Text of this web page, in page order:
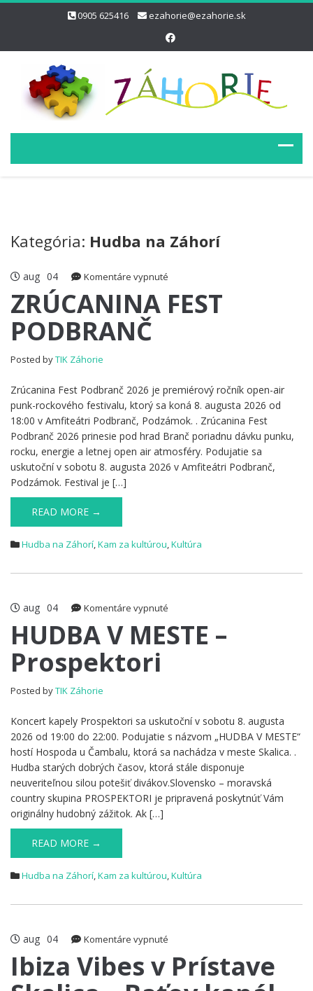
0905 625416 ezahorie@ezahorie.sk
Kategória: Hudba na Záhorí
aug 04 Komentáre vypnuté
FEST
ZRÚCANINA FEST
PODBRANČ
Posted byTIK Záhorie
Zrúcanina Fest Podbranč 2026 je premiérový ročník open-air
punk-rockového festivalu, ktorý sa koná 8. augusta 2026 od
18:00 v Amfiteátri Podbranč, Podzámok. . Zrúcanina Fest
Podbranč 2026 prinesie pod hrad Branč poriadnu dávku punku,
rocku, energie a letnej open air atmosféry. Podujatie sa
uskutoční v sobotu 8. augusta 2026 v Amfiteátri Podbranč,
Podzámok. Festival je […]
READ MORE →
Hudba na Záhorí,Kam za kultúrou,Kultúra
aug 04 Komentáre vypnuté
V
HUDBA V MESTE –
Prospektori
Posted byTIK Záhorie
Koncert kapely Prospektori sa uskutoční v sobotu 8. augusta
2026 od 19:00 do 22:00. Podujatie s názvom „HUDBA V MESTE“
hostí Hospoda u Čambalu, ktorá sa nachádza v meste Skalica. .
Hudba starých dobrých časov, ktorá stále disponuje
neuveriteľnou silou potešiť divákov.Slovensko – moravská
country skupina PROSPEKTORI je pripravená poskytnúť Vám
originálny hudobný zážitok. Ak […]
READ MORE →
Hudba na Záhorí,Kam za kultúrou,Kultúra
aug 04 Komentáre vypnuté
Vibes
v
Ibiza Vibes v Prístave